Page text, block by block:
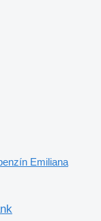
Emiliana